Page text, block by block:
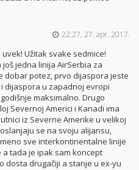
22:27, 27. apr. 2017.
Užitak svake sedmice!
još jedna linija AirSerbia za
dobar potez, prvo dijaspora jeste
dijaspora u zapadnoj evropi
maksimalno. Drugo
Severnoj Americi i Kanadi ima
iz Severne Amerike u velikoj
se na svoju alijansu,
sve interkontinentalne linije
tada je ipak sam koncept
dosta drugačiji a stanje u ex-yu